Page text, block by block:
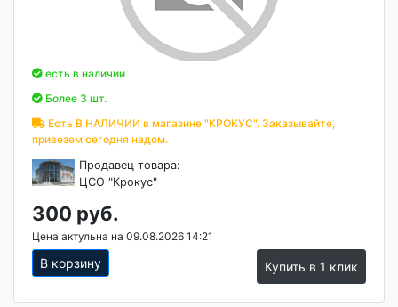
есть в наличии
Более 3 шт.
Есть В НАЛИЧИИ в магазине "КРОКУС". Заказывайте,
привезем сегодня надом.
Продавец товара:
ЦСО "Крокус"
300 руб.
Цена актульна на 09.08.2026 14:21
В корзину Купить в 1 клик